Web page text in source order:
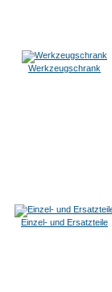
Werkzeugschrank
Einzel- und Ersatzteile